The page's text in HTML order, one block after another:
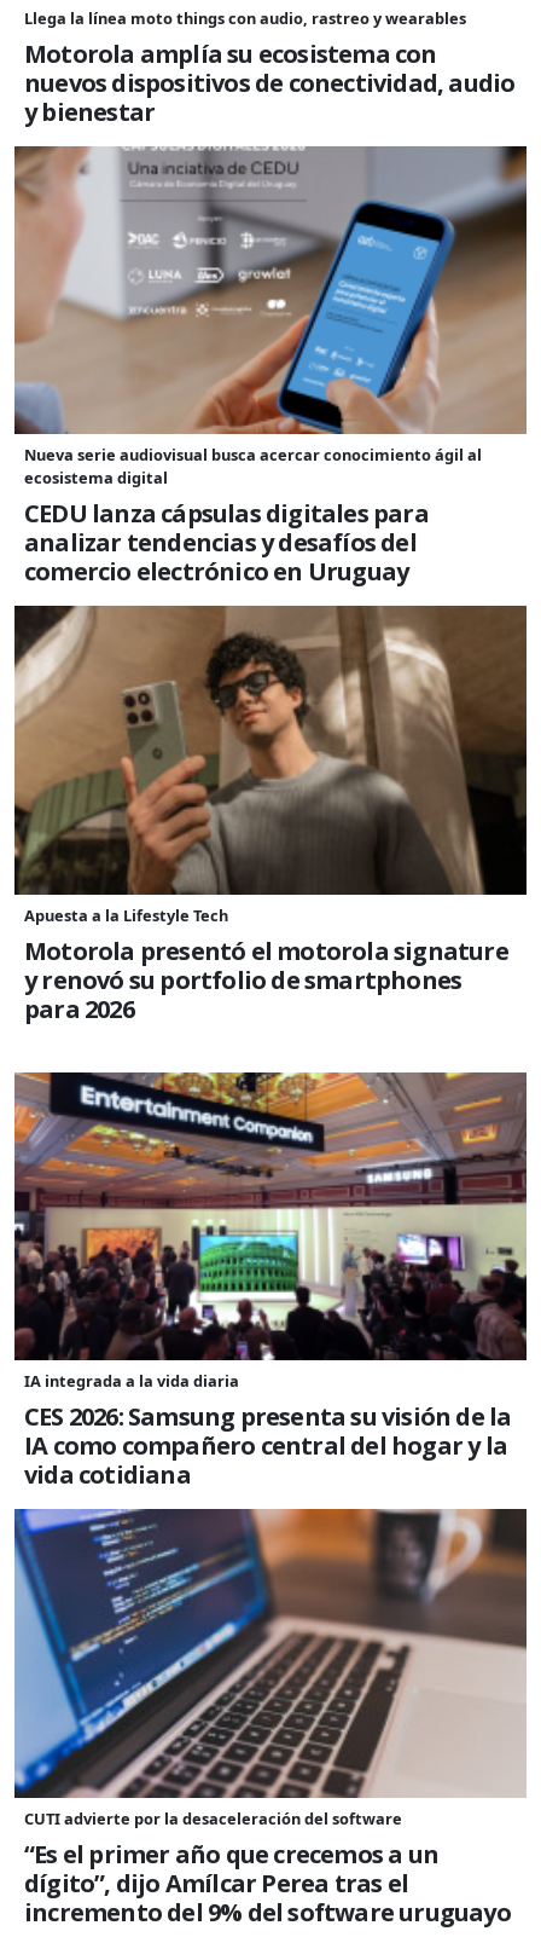
Llega la línea moto things con audio, rastreo y wearables
Motorola amplía su ecosistema con
nuevos dispositivos de conectividad, audio
y bienestar
Nueva serie audiovisual busca acercar conocimiento ágil al
ecosistema digital
CEDU lanza cápsulas digitales para
analizar tendencias y desafíos del
comercio electrónico en Uruguay
Apuesta a la Lifestyle Tech
Motorola presentó el motorola signature
y renovó su portfolio de smartphones
para 2026
IA integrada a la vida diaria
CES 2026: Samsung presenta su visión de la
IA como compañero central del hogar y la
vida cotidiana
CUTI advierte por la desaceleración del software
“Es el primer año que crecemos a un
dígito”, dijo Amílcar Perea tras el
incremento del 9% del software uruguayo